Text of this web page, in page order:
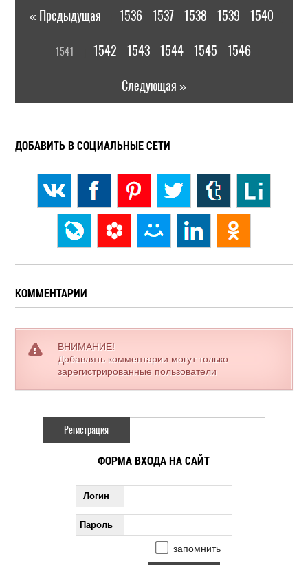
« Предыдущая 1536 1537 1538 1539 1540
1541 1542 1543 1544 1545 1546
Следующая »
ДОБАВИТЬ В СОЦИАЛЬНЫЕ СЕТИ
КОММЕНТАРИИ
ВНИМАНИЕ!
Добавлять комментарии могут только
зарегистрированные пользователи
Регистрация
ФОРМА ВХОДА НА САЙТ
Логин
Пароль
запомнить